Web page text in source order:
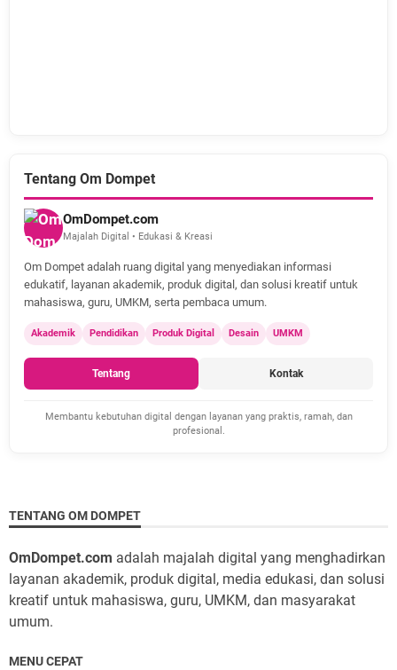
Tentang Om Dompet
OmDompet.com
Majalah Digital • Edukasi & Kreasi
Om Dompet adalah ruang digital yang menyediakan informasi
edukatif, layanan akademik, produk digital, dan solusi kreatif untuk
mahasiswa, guru, UMKM, serta pembaca umum.
Akademik Pendidikan Produk Digital Desain UMKM
Tentang Kontak
Membantu kebutuhan digital dengan layanan yang praktis, ramah, dan
profesional.
TENTANG OM DOMPET
OmDompet.com adalah majalah digital yang menghadirkan
layanan akademik, produk digital, media edukasi, dan solusi
kreatif untuk mahasiswa, guru, UMKM, dan masyarakat
umum.
MENU CEPAT